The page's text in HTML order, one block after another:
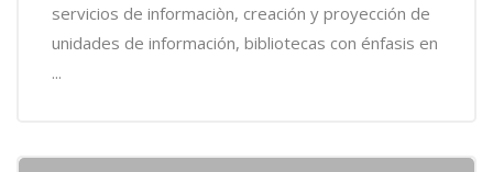
servicios de informaciòn, creación y proyección de
unidades de información, bibliotecas con énfasis en
...